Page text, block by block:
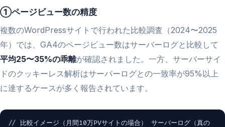
①ページビュー数の精度
複数のWordPressサイトで行われた比較調査（2024〜2025
年）では、GA4のページビュー数はサーバーログと比較して
平均25〜35%の乖離が確認されました。一方、サーバーサイ
ドのクッキーレス解析はサーバーログとの一致率が95%以上
に達するケースが多く報告されています。
// 比較イメージ（月間10万PVサイトの場合） サーバーログ（真の